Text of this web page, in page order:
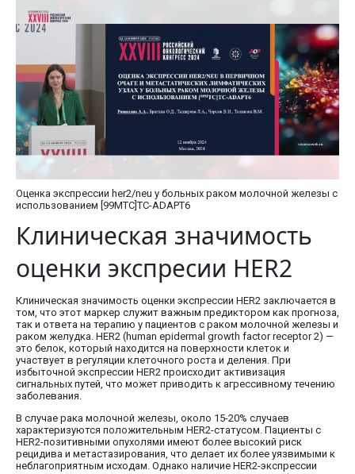
Оценка экспрессии her2/neu у больных раком молочной железы с
использованием [99MTC]TC-ADAPT6
Клиническая значимость
оценки экспресии HER2
Клиническая значимость оценки экспрессии HER2 заключается в
том, что этот маркер служит важным предиктором как прогноза,
так и ответа на терапию у пациентов с раком молочной железы и
раком желудка. HER2 (human epidermal growth factor receptor 2) —
это белок, который находится на поверхности клеток и
участвует в регуляции клеточного роста и деления. При
избыточной экспрессии HER2 происходит активизация
сигнальных путей, что может приводить к агрессивному течению
заболевания.
В случае рака молочной железы, около 15-20% случаев
характеризуются положительным HER2-статусом. Пациенты с
HER2-позитивными опухолями имеют более высокий риск
рецидива и метастазирования, что делает их более уязвимыми к
неблагоприятным исходам. Однако наличие HER2-экспрессии